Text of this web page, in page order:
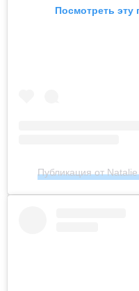
Посмотреть эту
Публикация от